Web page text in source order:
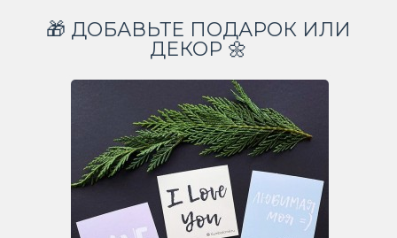
🎁 ДОБАВЬТЕ ПОДАРОК ИЛИ
ДЕКОР 🌼